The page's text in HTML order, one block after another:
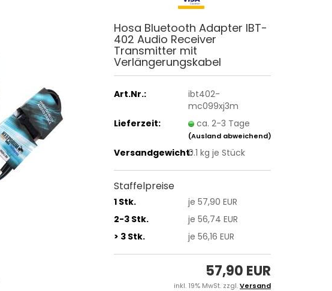
Hosa Bluetooth Adapter IBT-
402 Audio Receiver
Transmitter mit
Verlängerungskabel
Art.Nr.:
ibt402-
mc099xj3m
Lieferzeit:
ca. 2-3 Tage
(Ausland abweichend)
Versandgewicht:0.1 kg je Stück
Staffelpreise
1 Stk.
je 57,90 EUR
2-3 Stk.
je 56,74 EUR
> 3 Stk.
je 56,16 EUR
57,90 EUR
inkl. 19% MwSt. zzgl.Versand